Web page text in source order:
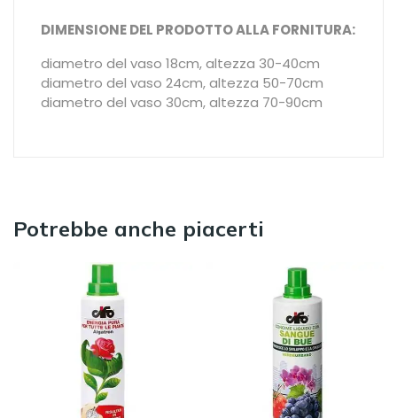
DIMENSIONE DEL PRODOTTO ALLA FORNITURA:
diametro del vaso 18cm, altezza 30-40cm
diametro del vaso 24cm, altezza 50-70cm
diametro del vaso 30cm, altezza 70-90cm
Potrebbe anche piacerti